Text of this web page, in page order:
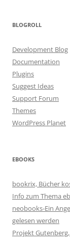
BLOGROLL
Development Blog
Documentation
Plugins
Suggest Ideas
Support Forum
Themes
WordPress Planet
EBOOKS
bookrix, Bücher
Info zum Thema
neobooks-Ein
gelesen werden
Projekt